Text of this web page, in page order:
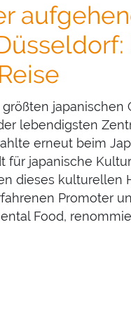
japanischen
lebendigsten
erneut beim
für japanische
dieses kulturellen
Promoter
Food,